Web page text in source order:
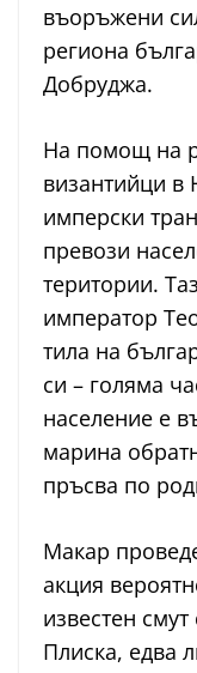
въоръжени
региона
Добруджа.
На помощ на
византийци в
имперски
превози
територии.
император
тила на
си – голяма
население е
марина
пръсва по
Макар
акция
известен
Плиска, едва